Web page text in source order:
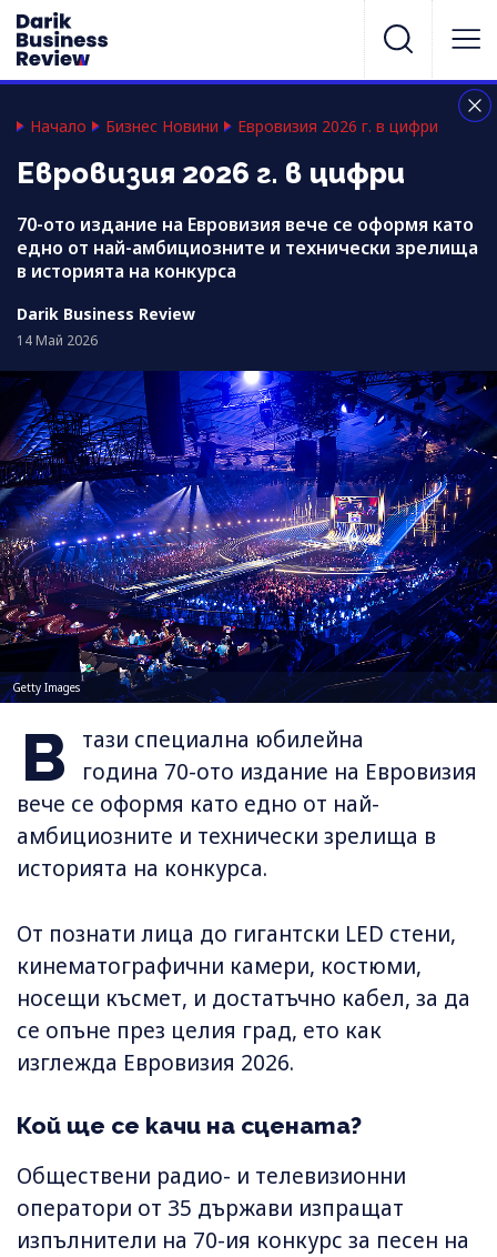
Начало Бизнес Новини Евровизия 2026 г. в цифри
Евровизия 2026 г. в цифри
70-ото издание на Евровизия вече се оформя като
едно от най-амбициозните и технически зрелища
в историята на конкурса
Darik Business Review
14 Май 2026
Getty Images
В
тази специална юбилейна
година 70-ото издание на Евровизия
вече се оформя като едно от най-
амбициозните и технически зрелища в
историята на конкурса.
От познати лица до гигантски LED стени,
кинематографични камери, костюми,
носещи късмет, и достатъчно кабел, за да
се опъне през целия град, ето как
изглежда Евровизия 2026.
Кой ще се качи на сцената?
Обществени радио- и телевизионни
оператори от 35 държави изпращат
изпълнители на 70-ия конкурс за песен на